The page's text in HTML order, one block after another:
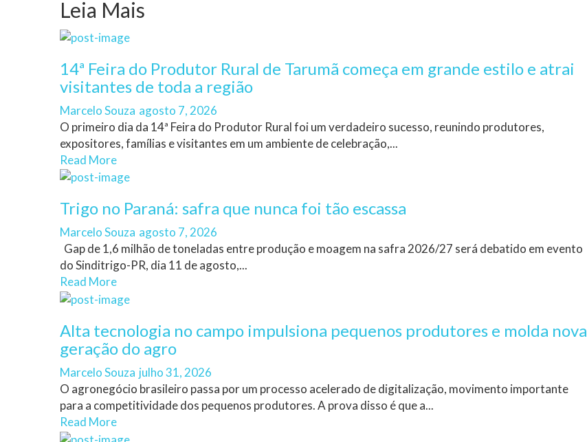
Leia Mais
14ª Feira do Produtor Rural de Tarumã começa em grande estilo e atrai
visitantes de toda a região
Author
Marcelo Souza Posted
on
agosto 7, 2026
O primeiro dia da 14ª Feira do Produtor Rural foi um verdadeiro sucesso, reunindo produtores,
expositores, famílias e visitantes em um ambiente de celebração,...
Read More
Trigo no Paraná: safra que nunca foi tão escassa
Author
Marcelo Souza Posted
on
agosto 7, 2026
Gap de 1,6 milhão de toneladas entre produção e moagem na safra 2026/27 será debatido em evento
do Sinditrigo-PR, dia 11 de agosto,...
Read More
Alta tecnologia no campo impulsiona pequenos produtores e molda nova
geração do agro
Author
Marcelo Souza Posted
on
julho 31, 2026
O agronegócio brasileiro passa por um processo acelerado de digitalização, movimento importante
para a competitividade dos pequenos produtores. A prova disso é que a...
Read More